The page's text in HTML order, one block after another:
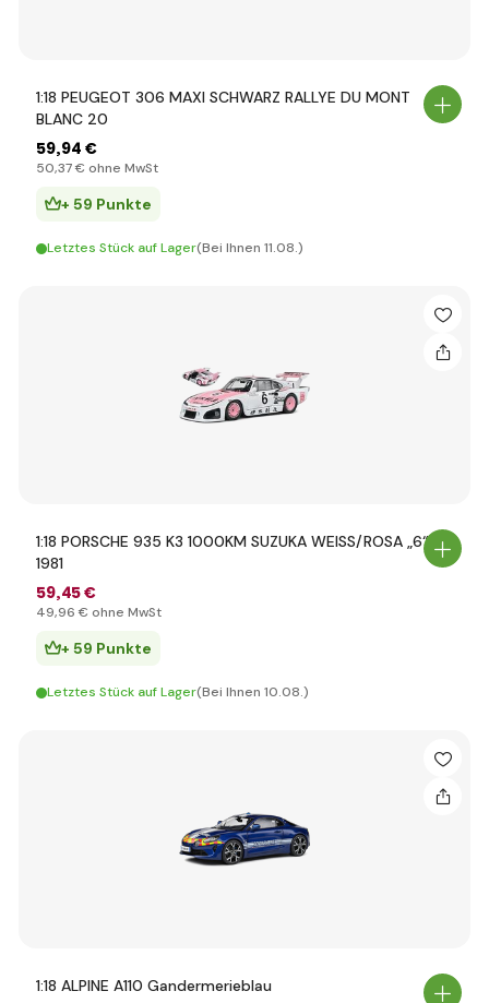
1:18 PEUGEOT 306 MAXI SCHWARZ RALLYE DU MONT
BLANC 20
59,94 €
50,37 € ohne MwSt
+ 59 Punkte
Letztes Stück auf Lager(Bei Ihnen 11.08.)
1:18 PORSCHE 935 K3 1000KM SUZUKA WEISS/ROSA „6“
1981
59,45 €
49,96 € ohne MwSt
+ 59 Punkte
Letztes Stück auf Lager(Bei Ihnen 10.08.)
1:18 ALPINE A110 Gandermerieblau